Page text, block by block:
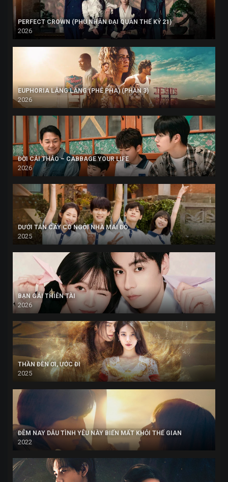
PERFECT CROWN (PHU NHÂN ĐẠI QUÂN THẾ KỶ 21)
2026
EUPHORIA LÂNG LÂNG (PHÊ PHA) (PHẦN 3)
2026
ĐỜI CẢI THẢO – CABBAGE YOUR LIFE
2026
DƯỚI TÁN CÂY CÓ NGÔI NHÀ MÁI ĐỎ
2025
BẠN GÁI THIÊN TÀI
2026
THẦN ĐÈN ƠI, ƯỚC ĐI
2025
ĐÊM NAY DẪU TÌNH YÊU NÀY BIẾN MẤT KHỎI THẾ GIAN
2022